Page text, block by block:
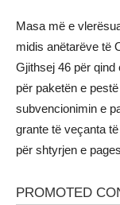
Masa më e
midis anëtarëve të
Gjithsej 46 për qind
për paketën e
subvencionimin e
grante të veçanta
për shtyrjen e